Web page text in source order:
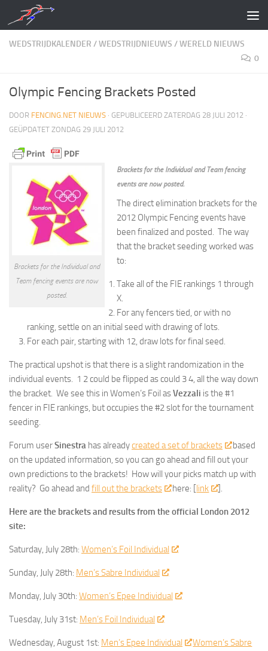
Doorgaan naar inhoud
WEDSTRIJDKALENDER /WEDSTRIJDNIEUWS /WERELD NIEUWS
0
Olympic Fencing Brackets Posted
DOOR FENCING.NET NIEUWS · GEPUBLICEERD ZATERDAG 28 JULI 2012 ·
GEÜPDATET ZONDAG 29 JULI 2012
Brackets for the Individual and
Team fencing events are now
posted.
Brackets for the Individual and Team fencing
events are now posted.
The direct elimination brackets for the
2012 Olympic Fencing events have
been finalized and posted. The way
that the bracket seeding worked was
to:
Take all of the FIE rankings 1 through
X.
For any fencers tied, or with no
ranking, settle on an initial seed with drawing of lots.
For each pair, starting with 12, draw lots for final seed.
The practical upshot is that there is a slight randomization in the
individual events. 1 2 could be flipped as could 3 4, all the way down
the bracket. We see this in Women’s Foil asVezzali is the #1
fencer in FIE rankings, but occupies the #2 slot for the tournament
seeding.
Forum userSinestra has alreadycreated a set of brackets
based
on the updated information, so you can go ahead and fill out your
own predictions to the brackets! How will your picks match up with
reality? Go ahead and fill out the brackets here: [link ].
Here are the brackets and results from the official London 2012
site:
Saturday, July 28th: Women’s Foil Individual
Sunday, July 28th: Men’s Sabre Individual
Monday, July 30th: Women’s Epee Individual
Tuesday, July 31st: Men’s Foil Individual
Wednesday, August 1st: Men’s Epee Individual
Women’s Sabre